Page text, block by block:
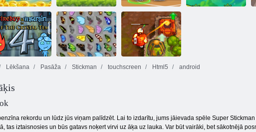
Dīkstāves zivis
Bumbu varonis
piedzīvojums:
sarkans lielība
bumbu
Basketbola
zvaigznes
Watergirl 4:
Kristāla templis
Lēkšana Pasāža Stickman touchscreen Html5 android
rekordu un lūdz jūs viņam palīdzēt. Lai to izdarītu, jums jāievada spēle Super
tas iztaisnosies un būs gatavs noķert virvi uz āķa uz lauka. Var būt vairāki, bet sākotnējā